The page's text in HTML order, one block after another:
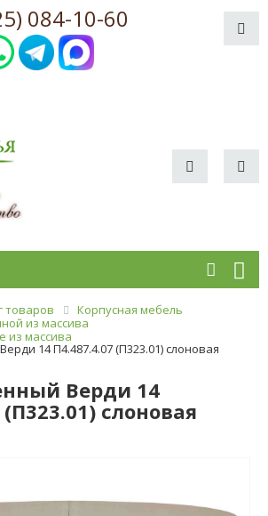
084-10-60
товаров
Корпусная мебель
из массива
из массива
14 П4.487.4.07 (П323.01) слоновая
Верди 14
слоновая